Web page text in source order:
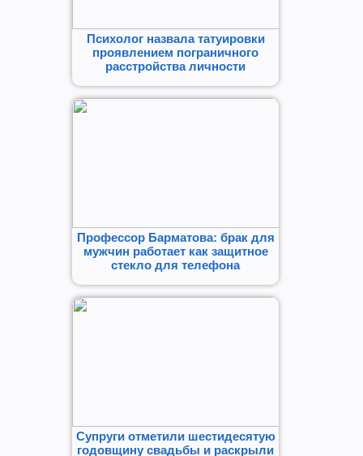
Психолог назвала татуировки
проявлением пограничного
расстройства личности
Профессор Барматова: брак для
мужчин работает как защитное
стекло для телефона
Супруги отметили шестидесятую
годовщину свадьбы и раскрыли